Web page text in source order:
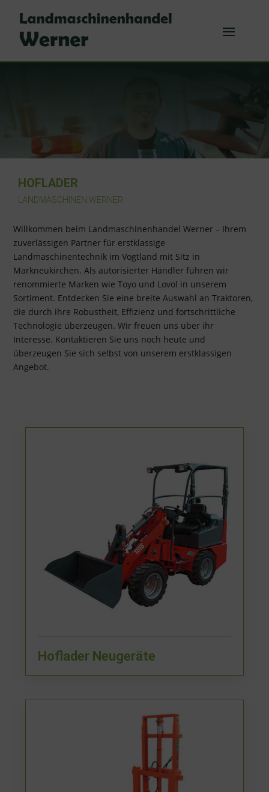
HOFLADER
LANDMASCHINEN WERNER
Willkommen beim Landmaschinenhandel Werner – Ihrem
zuverlässigen Partner für erstklassige
Landmaschinentechnik im Vogtland mit Sitz in
Markneukirchen. Als autorisierter Händler führen wir
renommierte Marken wie Toyo und Lovol in unserem
Sortiment. Entdecken Sie eine breite Auswahl an Traktoren,
die durch ihre Robustheit, Effizienz und fortschrittliche
Technologie überzeugen. Wir freuen uns über ihr
Interesse. Kontaktieren Sie uns noch heute und
überzeugen Sie sich selbst von unserem erstklassigen
Angebot.
Hoflader Neugeräte